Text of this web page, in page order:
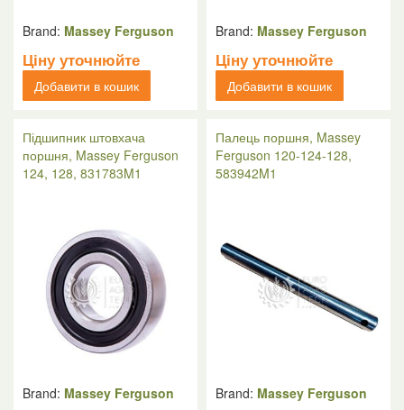
Brand: Massey Ferguson
Ціну уточнюйте
Добавити в кошик
Brand: Massey Ferguson
Ціну уточнюйте
Добавити в кошик
Підшипник штовхача
поршня, Massey Ferguson
124, 128, 831783M1
Brand: Massey Ferguson
Палець поршня, Massey
Ferguson 120-124-128,
583942M1
Brand: Massey Ferguson